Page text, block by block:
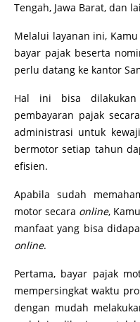
Tengah, Jawa Barat, dan
Melalui layanan ini,
bayar pajak beserta
perlu datang ke kantor
Hal ini bisa dilakukan
pembayaran pajak secara
administrasi untuk
bermotor setiap tahun
efisien.
Apabila sudah
motor secara online,
manfaat yang bisa
online.
Pertama, bayar pajak
mempersingkat waktu
dengan mudah